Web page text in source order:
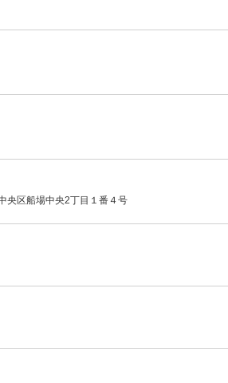
区船場中央2丁目１番４号